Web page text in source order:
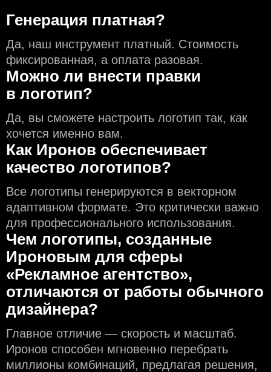
Генерация платная?
Да, наш инструмент платный. Стоимость
фиксированная, а оплата разовая.
Можно ли внести правки
в логотип?
Да, вы сможете настроить логотип так, как
хочется именно вам.
Как Иронов обеспечивает
качество логотипов?
Все логотипы генерируются в векторном
адаптивном формате. Это критически важно
для профессионального использования.
Чем логотипы, созданные
Ироновым для сферы
«Рекламное агентство»,
отличаются от работы обычного
дизайнера?
Главное отличие — скорость и масштаб.
Иронов способен мгновенно перебрать
миллионы комбинаций, предлагая решения,